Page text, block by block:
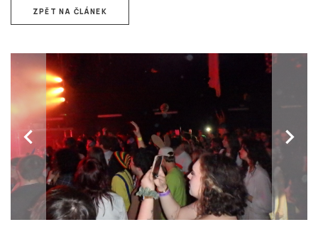
ZPĚT NA ČLÁNEK
chevron_left chevron_right